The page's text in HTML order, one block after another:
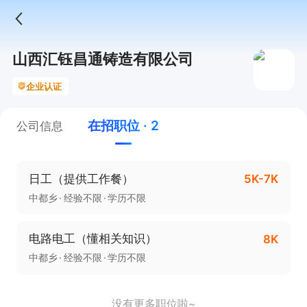
山西汇钰昌通铸造有限公司
企业认证
公司信息 在招职位 · 2
日工（提供工作餐） 5K-7K
中都乡 经验不限 学历不限
电路电工（懂相关知识） 8K
中都乡 经验不限 学历不限
没有更多职位啦~